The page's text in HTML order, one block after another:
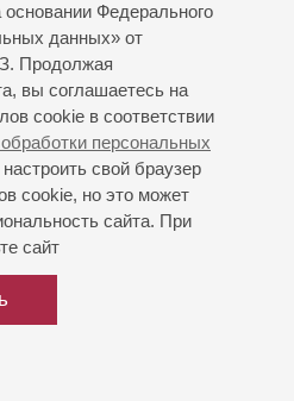
Федерального
данных» от
Продолжая
вы соглашаетесь на
cookie в соответствии
персональных
свой браузер
cookie, но это может
сайта. При
сайт